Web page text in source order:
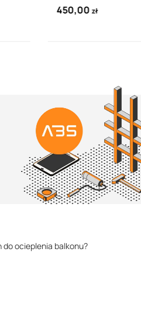
450,00zł
ocieplenia balkonu?